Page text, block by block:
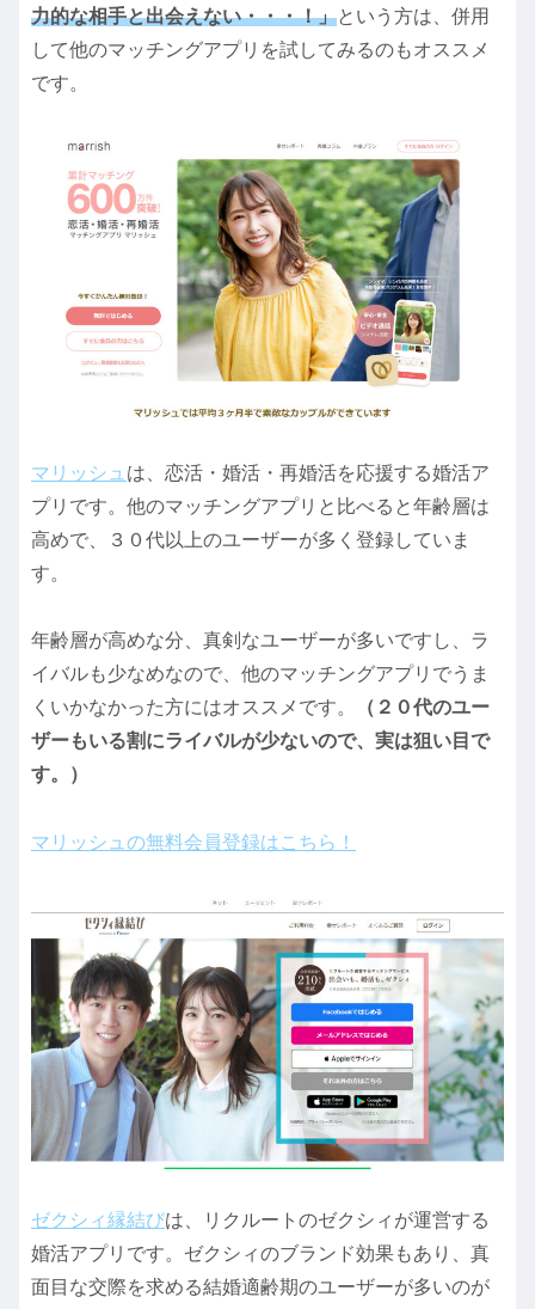
力的な相手と出会えない・・・！」という方は、併用
して他のマッチングアプリを試してみるのもオススメ
です。
マリッシュ は、恋活・婚活・再婚活を応援する婚活ア
プリです。他のマッチングアプリと比べると年齢層は
高めで、３０代以上のユーザーが多く登録していま
す。
年齢層が高めな分、真剣なユーザーが多いですし、ラ
イバルも少なめなので、他のマッチングアプリでうま
くいかなかった方にはオススメです。
（２０代のユー
ザーもいる割にライバルが少ないので、実は狙い目で
す。）
マリッシュの無料会員登録はこちら！
ゼクシィ縁結びは、リクルートのゼクシィが運営する
婚活アプリです。ゼクシィのブランド効果もあり、真
面目な交際を求める結婚適齢期のユーザーが多いのが